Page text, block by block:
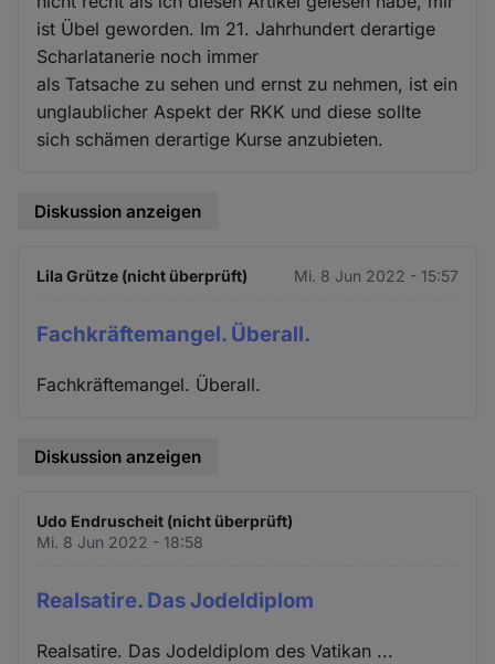
ist Übel geworden. Im 21. Jahrhundert derartige
Scharlatanerie noch immer
als Tatsache zu sehen und ernst zu nehmen, ist ein
unglaublicher Aspekt der RKK und diese sollte
sich schämen derartige Kurse anzubieten.
Diskussion anzeigen
Lila Grütze (nicht überprüft) Mi. 8 Jun 2022 - 15:57
Fachkräftemangel. Überall.
Fachkräftemangel. Überall.
Diskussion anzeigen
Udo Endruscheit (nicht überprüft)
Mi. 8 Jun 2022 - 18:58
Realsatire. Das Jodeldiplom
Realsatire. Das Jodeldiplom des Vatikan ...